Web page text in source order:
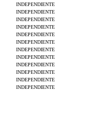
INDEPENDIENTE
INDEPENDIENTE
INDEPENDIENTE
INDEPENDIENTE
INDEPENDIENTE
INDEPENDIENTE
INDEPENDIENTE
INDEPENDIENTE
INDEPENDIENTE
INDEPENDIENTE
INDEPENDIENTE
INDEPENDIENTE